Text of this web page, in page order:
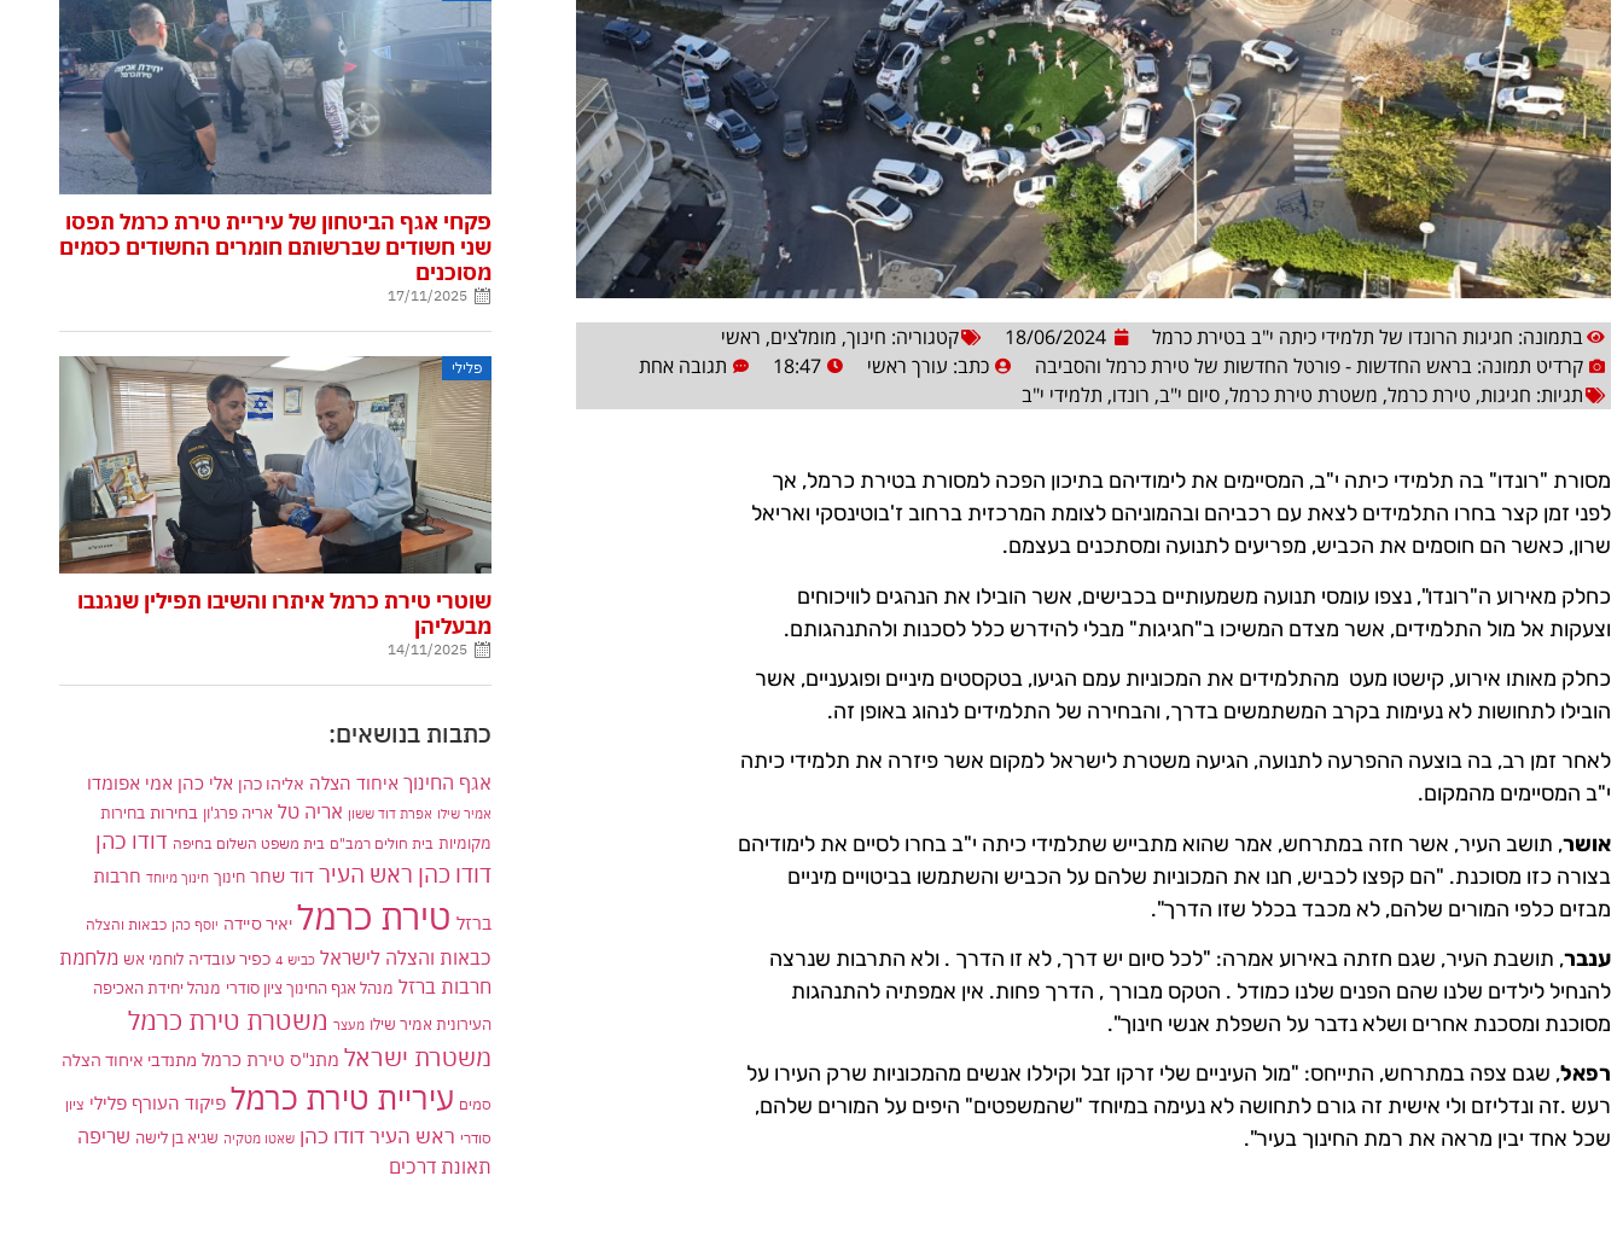
בתמונה: חגיגות הרונדו של תלמידי כיתה י"ב בטירת כרמל 18/06/2024 קטגוריה: חינוך, מומלצים, ראשי
קרדיט תמונה: בראש החדשות - פורטל החדשות של טירת כרמל והסביבה
כתב: עורך ראשי 18:47
תגובה אחת
תגיות: חגיגות, טירת כרמל, משטרת טירת כרמל,סיום י"ב, רונדו, תלמידי י"ב
מסורת "רונדו" בה תלמידי כיתה י"ב, המסיימים את לימודיהם בתיכון הפכה למסורת בטירת כרמל, אך
לפני זמן קצר בחרו התלמידים לצאת עם רכביהם ובהמוניהם לצומת המרכזית ברחוב ז'בוטינסקי ואריאל
שרון, כאשר הם חוסמים את הכביש, מפריעים לתנועה ומסתכנים בעצמם.
כחלק מאירוע ה"רונדו", נצפו עומסי תנועה משמעותיים בכבישים, אשר הובילו את הנהגים לוויכוחים
וצעקות אל מול התלמידים, אשר מצדם המשיכו ב"חגיגות" מבלי להידרש כלל לסכנות ולהתנהגותם.
כחלק מאותו אירוע, קישטו מעט מהתלמידים את המכוניות עמם הגיעו, בטקסטים מיניים ופוגעניים, אשר
הובילו לתחושות לא נעימות בקרב המשתמשים בדרך, והבחירה של התלמידים לנהוג באופן זה.
לאחר זמן רב, בה בוצעה ההפרעה לתנועה, הגיעה משטרת לישראל למקום אשר פיזרה את תלמידי כיתה
י"ב המסיימים מהמקום.
אושר, תושב העיר, אשר חזה במתרחש, אמר שהוא מתבייש שתלמידי כיתה י"ב בחרו לסיים את לימודיהם
בצורה כזו מסוכנת. "הם קפצו לכביש, חנו את המכוניות שלהם על הכביש והשתמשו בביטויים מיניים
מבזים כלפי המורים שלהם, לא מכבד בכלל שזו הדרך".
ענבר, תושבת העיר, שגם חזתה באירוע אמרה: "לכל סיום יש דרך, לא זו הדרך . ולא התרבות שנרצה
להנחיל לילדים שלנו שהם הפנים שלנו כמודל . הטקס מבורך , הדרך פחות. אין אמפתיה להתנהגות
מסוכנת ומסכנת אחרים ושלא נדבר על השפלת אנשי חינוך".
רפאל, שגם צפה במתרחש, התייחס: "מול העיניים שלי זרקו זבל וקיללו אנשים מהמכוניות שרק העירו על
רעש .זה ונדליזם ולי אישית זה גורם לתחושה לא נעימה במיוחד "שהמשפטים" היפים על המורים שלהם,
שכל אחד יבין מראה את רמת החינוך בעיר".
פקחי אגף הביטחון של עיריית טירת כרמל תפסו
שני חשודים שברשותם חומרים החשודים כסמים
מסוכנים
17/11/2025
פלילי
שוטרי טירת כרמל איתרו והשיבו תפילין שנגנבו
מבעליהן
14/11/2025
כתבות בנושאים:
אגף החינוך איחוד הצלה אליהו כהן אלי כהן אמי אפומדו
אמיר שילו אפרת דוד ששון אריה טל אריה פרג'ון בחירות בחירות
מקומיות בית חולים רמב"ם בית משפט השלום בחיפה דודו כהן
דודו כהן ראש העיר דוד שחר חינוך חינוך מיוחד חרבות
ברזל טירת כרמל יאיר סיידה יוסף כהן כבאות והצלה
כבאות והצלה לישראל כביש 4 כפיר עובדיה לוחמי אש מלחמת
חרבות ברזל מנהל אגף החינוך ציון סודרי מנהל יחידת האכיפה
העירונית אמיר שילו מעצר משטרת טירת כרמל
משטרת ישראל מתנ"ס טירת כרמל מתנדבי איחוד הצלה
סמים עיריית טירת כרמל פיקוד העורף פלילי ציון
סודרי ראש העיר דודו כהן שאטו מטקיה שגיא בן לישה שריפה
תאונת דרכים